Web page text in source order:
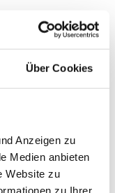
Über Cookies
Anzeigen zu
Medien anbieten
Website zu
zu Ihrer
Ingenieurbüros
Know-how
entwickeln
dabei
und
Paul Stampfl
für